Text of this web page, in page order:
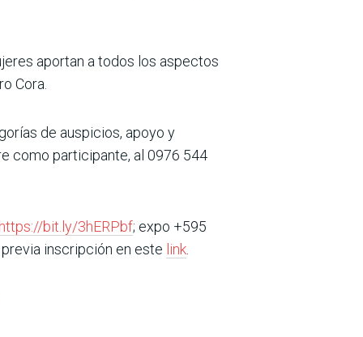
aportan a todos los aspectos
Cora.
de auspicios, apoyo y
como participante, al 0976 544
https://bit.ly/3hERPbf; expo +595
inscripción en este link